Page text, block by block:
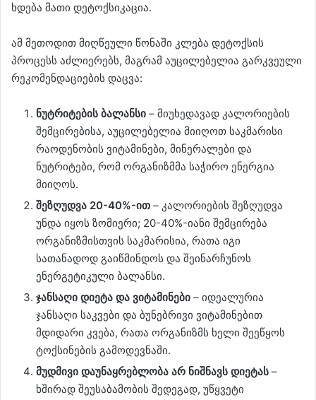
ხდება მათი დეტოქსიკაცია.
ამ მეთოდით მიღწეული წონაში კლება დეტოქსის
პროცესს აძლიერებს, მაგრამ აუცილებელია გარკვეული
რეკომენდაციების დაცვა:
ნუტრიტების ბალანსი – მიუხედავად კალორიების
შემცირებისა, აუცილებელია მიიღოთ საკმარისი
რაოდენობის ვიტამინები, მინერალები და
ნუტრიტები, რომ ორგანიზმმა საჭირო ენერგია
მიიღოს.
შეზღუდვა 20-40%-ით – კალორიების შეზღუდვა
უნდა იყოს ზომიერი; 20-40%-იანი შემცირება
ორგანიზმისთვის საკმარისია, რათა იგი
სათანადოდ გაიწმინდოს და შეინარჩუნოს
ენერგეტიკული ბალანსი.
ჯანსაღი დიეტა და ვიტამინები – იდეალურია
ჯანსაღი საკვები და ბუნებრივი ვიტამინებით
მდიდარი კვება, რათა ორგანიზმს ხელი შეეწყოს
ტოქსინების გამოდევნაში.
მუდმივი დაუნაყრებლობა არ ნიშნავს დიეტას –
ხშირად შეუსაბამობის შედეგად, უწყვეტი